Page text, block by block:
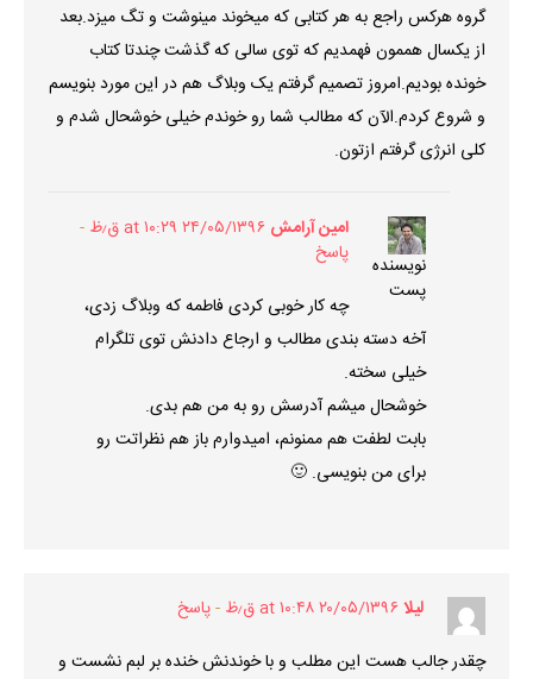
گروه هرکس راجع به هر کتابی که میخوند مینوشت و تگ میزد.بعد
از یکسال هممون فهمدیم که توی سالی که گذشت چندتا کتاب
خونده بودیم.امروز تصمیم گرفتم یک وبلاگ هم در این مورد بنویسم
و شروع کردم.الآن که مطالب شما رو خوندم خیلی خوشحال شدم و
کلی انرژی گرفتم ازتون.
نویسنده
پست
امین آرامش ۲۴/۰۵/۱۳۹۶ at ۱۰:۲۹ ق٫ظ
پاسخ
چه کار خوبی کردی فاطمه که وبلاگ زدی،
آخه دسته بندی مطالب و ارجاع دادنش توی تلگرام
خیلی سخته.
خوشحال میشم آدرسش رو به من هم بدی.
بابت لطفت هم ممنونم، امیدوارم باز هم نظراتت رو
برای من بنویسی. 🙂
لیلا۲۰/۰۵/۱۳۹۶ at ۱۰:۴۸ ق٫ظ
پاسخ
چقدر جالب هست این مطلب و با خوندنش خنده‌ بر لبم نشست و